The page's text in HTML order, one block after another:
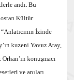
andı. Bu
Kültür
İzinde
kuzeni Yavuz Atay,
konuşmacı
ve anıları